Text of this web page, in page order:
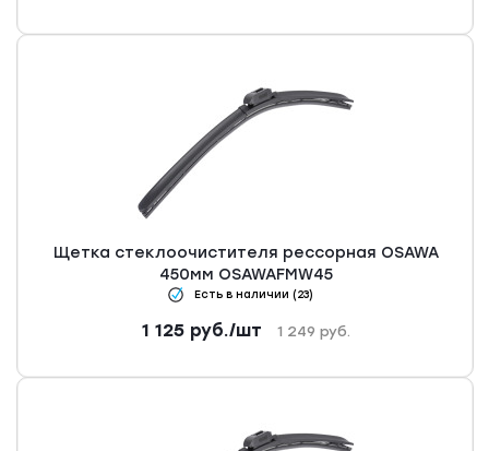
Щетка стеклоочистителя рессорная OSAWA
450мм OSAWAFMW45
Есть в наличии (23)
1 125руб./шт 1 249 руб.